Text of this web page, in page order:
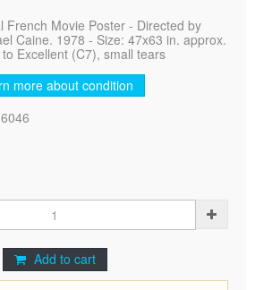
French Movie Poster - Directed by
Caine. 1978 - Size: 47x63 in. approx.
Excellent (C7), small tears
more about condition
Add to cart